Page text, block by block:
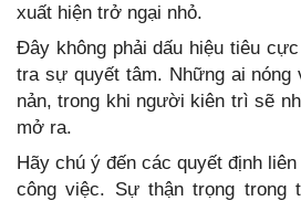
xuất hiện trở ngại nhỏ.
Đây không phải dấu hiệu tiêu
tra sự quyết tâm. Những ai nóng
nản, trong khi người kiên trì sẽ
mở ra.
Hãy chú ý đến các quyết định
công việc. Sự thận trọng trong